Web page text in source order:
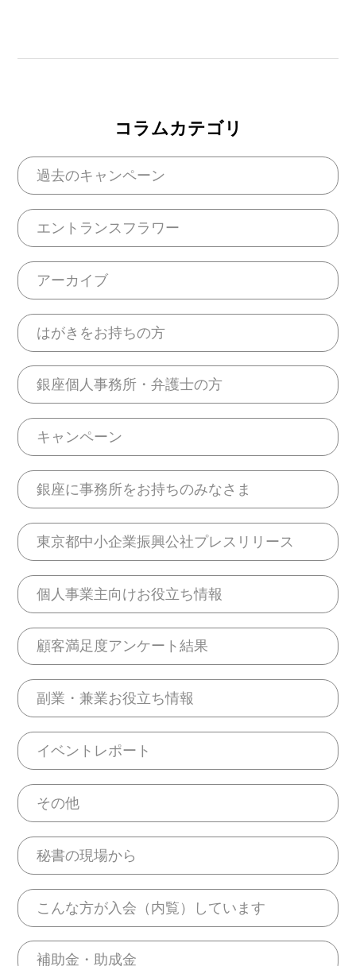
コラムカテゴリ
過去のキャンペーン
エントランスフラワー
アーカイブ
はがきをお持ちの方
銀座個人事務所・弁護士の方
キャンペーン
銀座に事務所をお持ちのみなさま
東京都中小企業振興公社プレスリリース
個人事業主向けお役立ち情報
顧客満足度アンケート結果
副業・兼業お役立ち情報
イベントレポート
その他
秘書の現場から
こんな方が入会（内覧）しています
補助金・助成金